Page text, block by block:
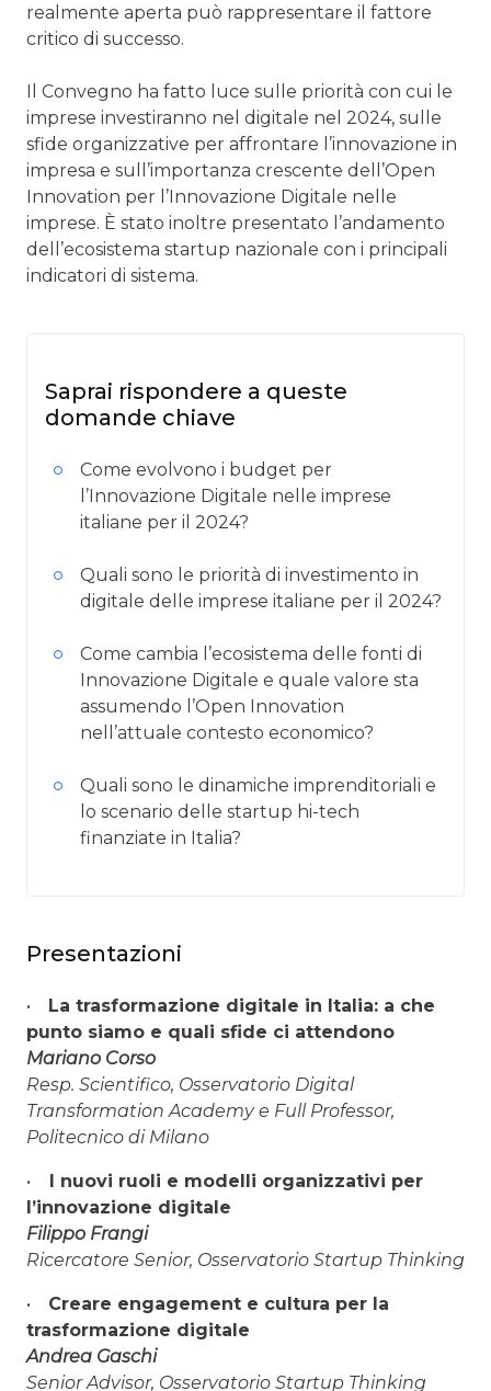
realmente aperta può rappresentare il fattore
critico di successo.
Il Convegno ha fatto luce sulle priorità con cui le
imprese investiranno nel digitale nel 2024, sulle
sfide organizzative per affrontare l’innovazione in
impresa e sull’importanza crescente dell’Open
Innovation per l’Innovazione Digitale nelle
imprese. È stato inoltre presentato l’andamento
dell’ecosistema startup nazionale con i principali
indicatori di sistema.
Saprai rispondere a queste
domande chiave
Come evolvono i budget per
l’Innovazione Digitale nelle imprese
italiane per il 2024?
Quali sono le priorità di investimento in
digitale delle imprese italiane per il 2024?
Come cambia l’ecosistema delle fonti di
Innovazione Digitale e quale valore sta
assumendo l’Open Innovation
nell’attuale contesto economico?
Quali sono le dinamiche imprenditoriali e
lo scenario delle startup hi-tech
finanziate in Italia?
Presentazioni
• La trasformazione digitale in Italia: a che
punto siamo e quali sfide ci attendono
Mariano Corso
Resp. Scientifico, Osservatorio Digital
Transformation Academy e Full Professor,
Politecnico di Milano
•
I nuovi ruoli e modelli organizzativi per
l’innovazione digitale
Filippo Frangi
Ricercatore Senior, Osservatorio Startup Thinking
• Creare engagement e cultura per la
trasformazione digitale
Andrea Gaschi
Senior Advisor, Osservatorio Startup Thinking